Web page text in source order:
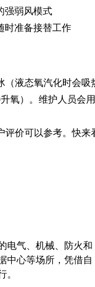
强弱风模式
时准备接替工作
液态氧汽化时会吸
氧）。维护人员会
价可以参考。快来
电气、机械、防火和
中心等场所，凭借自
。